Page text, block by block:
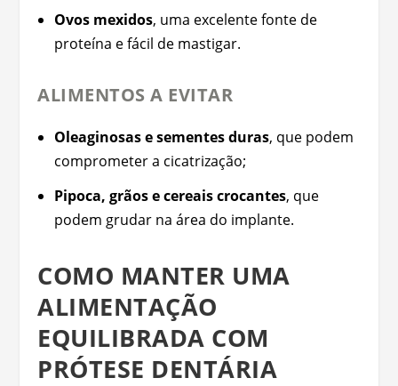
Ovos mexidos, uma excelente fonte de
proteína e fácil de mastigar.
ALIMENTOS A EVITAR
Oleaginosas e sementes duras, que podem
comprometer a cicatrização;
Pipoca, grãos e cereais crocantes, que
podem grudar na área do implante.
COMO MANTER UMA
ALIMENTAÇÃO
EQUILIBRADA COM
PRÓTESE DENTÁRIA